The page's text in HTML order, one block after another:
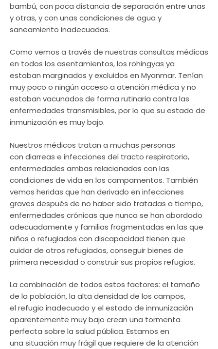
bambú, con poca distancia de separación entre unas
y otras, y con unas condiciones de agua y
saneamiento inadecuadas.
Como vemos a través de nuestras consultas médicas
en todos los asentamientos, los rohingyas ya
estaban marginados y excluidos en Myanmar. Tenían
muy poco o ningún acceso a atención médica y no
estaban vacunados de forma rutinaria contra las
enfermedades transmisibles, por lo que su estado de
inmunización es muy bajo.
Nuestros médicos tratan a muchas personas
con diarreas e infecciones del tracto respiratorio,
enfermedades ambas relacionadas con las
condiciones de vida en los campamentos. También
vemos heridas que han derivado en infecciones
graves después de no haber sido tratadas a tiempo,
enfermedades crónicas que nunca se han abordado
adecuadamente y familias fragmentadas en las que
niños o refugiados con discapacidad tienen que
cuidar de otros refugiados, conseguir bienes de
primera necesidad o construir sus propios refugios.
La combinación de todos estos factores: el tamaño
de la población, la alta densidad de los campos,
el refugio inadecuado y el estado de inmunización
aparentemente muy bajo crean una tormenta
perfecta sobre la salud pública. Estamos en
una situación muy frágil que requiere de la atención